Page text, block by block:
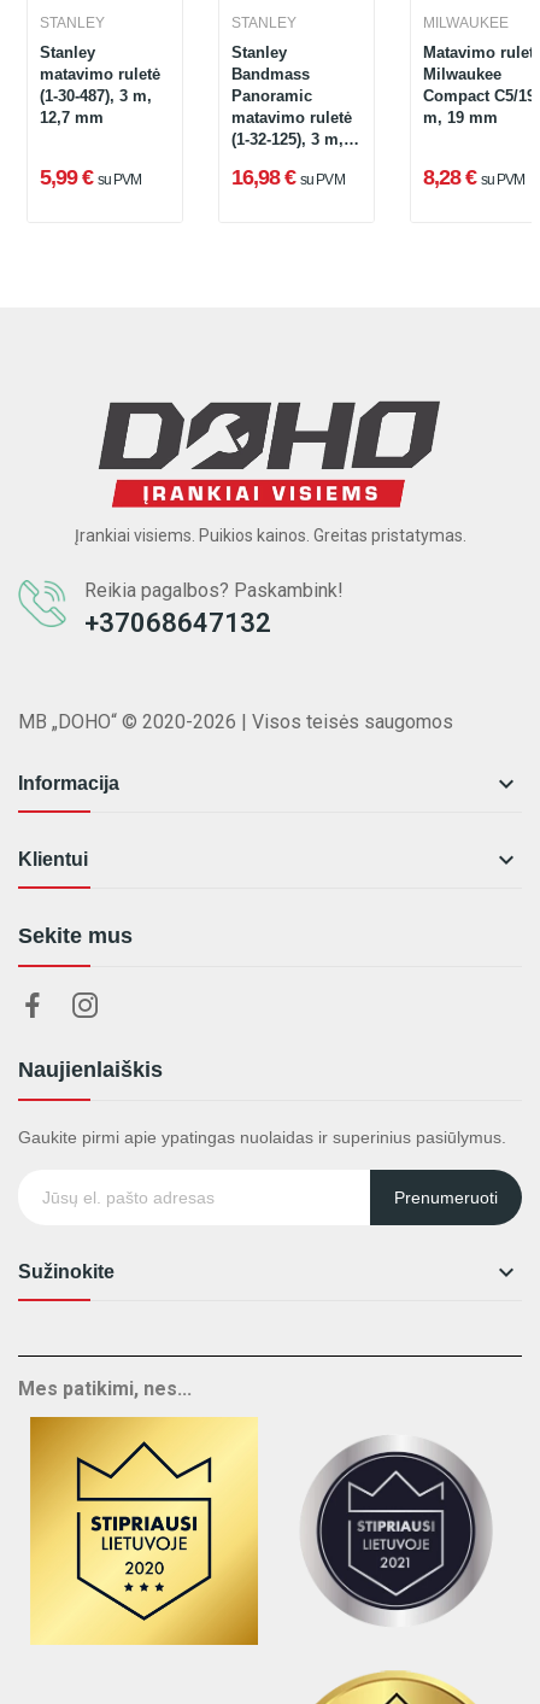
STANLEY
Stanley
matavimo ruletė
(1-30-487), 3 m,
12,7 mm
5,99 € su PVM
STANLEY
Stanley
Bandmass
Panoramic
matavimo ruletė
(1-32-125), 3 m,
16,98 € su PVM
MILWAUKEE
Matavimo
Milwaukee
Compact C5/
m, 19 mm
8,28 € su PVM
Įrankiai visiems. Puikios kainos. Greitas pristatymas.
Reikia pagalbos? Paskambink!
+37068647132
MB „DOHO“ © 2020-2026 | Visos teisės saugomos
Informacija 
Klientui 
Sekite mus
Naujienlaiškis
Gaukite pirmi apie ypatingas nuolaidas ir superinius pasiūlymus.
Prenumeruoti
Sužinokite 
Mes patikimi, nes...